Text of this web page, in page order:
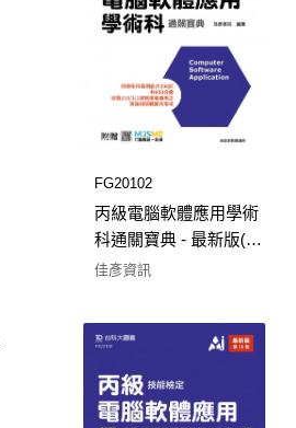
FG20102
丙級電腦軟體應用學術
科通關寶典 - 最新版(第
九版) - 附贈MOSME
佳彥資訊